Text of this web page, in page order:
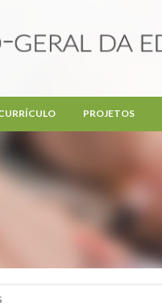
PROJETOS